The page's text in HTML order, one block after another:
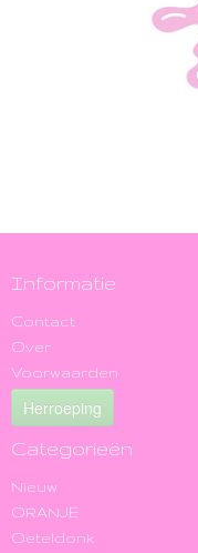
Informatie
Contact
Over
Voorwaarden
Herroeping
Categorieën
Nieuw
ORANJE
Oeteldonk